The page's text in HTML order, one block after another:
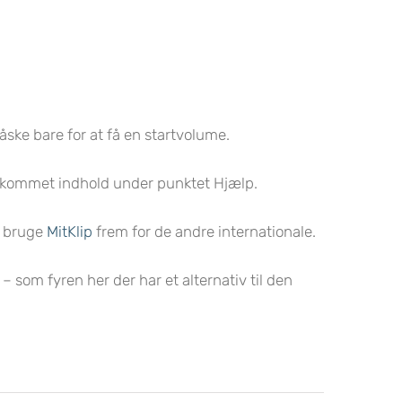
bare for at få en startvolume.
indhold under punktet Hjælp.
bruge MitKlip frem for de andre internationale.
som fyren her der har et alternativ til den